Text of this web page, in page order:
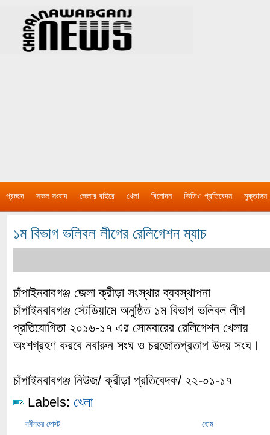
প্রচ্ছদ সকল সংবাদ জেলার বাইরে খেলা বিনোদন ভিডিও প্রতিবেদন মুক্তাঙ্গন
১ম বিভাগ ভলিবল লীগের রেলিগেশন ম্যাচ
চাঁপাইনবাবগঞ্জ জেলা ক্রীড়া সংস্থার ব্যবস্থাপনা
চাঁপাইনবাবগঞ্জ স্টেডিয়ামে অনুষ্ঠিত ১ম বিভাগ ভলিবল লীগ
প্রতিযোগিতা ২০১৬-১৭ এর সোমবারের রেলিগেশন খেলায়
অংশগ্রহণ করবে নবারুন সংঘ ও চরজোতপ্রতাপ উদয় সংঘ।
চাঁপাইনবাবগঞ্জ নিউজ/ ক্রীড়া প্রতিবেদক/ ২২-০১-১৭
Labels: খেলা
নবীনতর পোস্ট হোম